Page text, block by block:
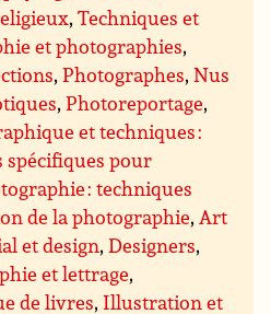
,Techniques et
et photographies,
,Photographes,Nus
,Photoreportage,
et techniques :
spécifiques pour
: techniques
de la photographie,Art
et design,Designers,
et lettrage,
de livres, Illustration et